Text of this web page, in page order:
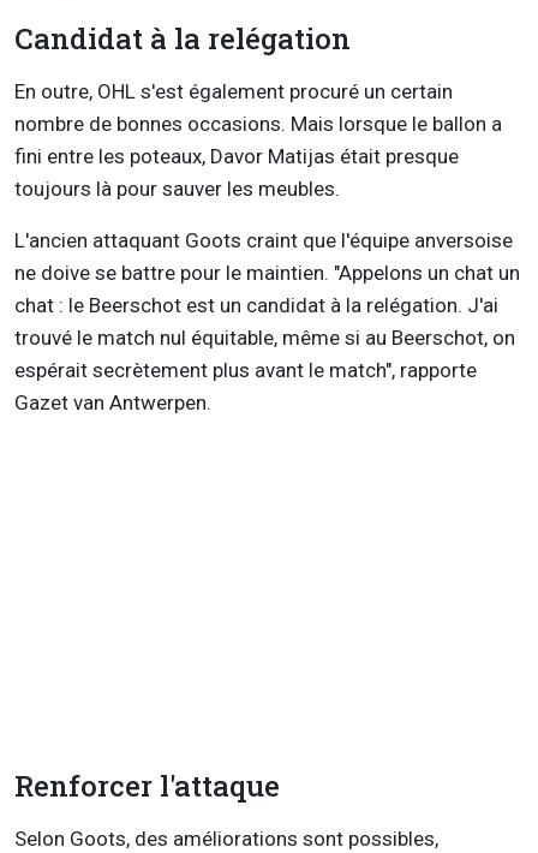
Candidat à la relégation
En outre, OHL s'est également procuré un certain
nombre de bonnes occasions. Mais lorsque le ballon a
fini entre les poteaux, Davor Matijas était presque
toujours là pour sauver les meubles.
L'ancien attaquant Goots craint que l'équipe anversoise
ne doive se battre pour le maintien. "Appelons un chat un
chat : le Beerschot est un candidat à la relégation. J'ai
trouvé le match nul équitable, même si au Beerschot, on
espérait secrètement plus avant le match", rapporte
Gazet van Antwerpen.
Renforcer l'attaque
Selon Goots, des améliorations sont possibles,